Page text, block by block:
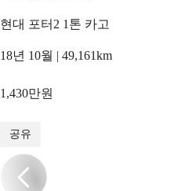
현대 포터2 1톤 카고
18년 10월 | 49,161km
1,430만원
공유
/20